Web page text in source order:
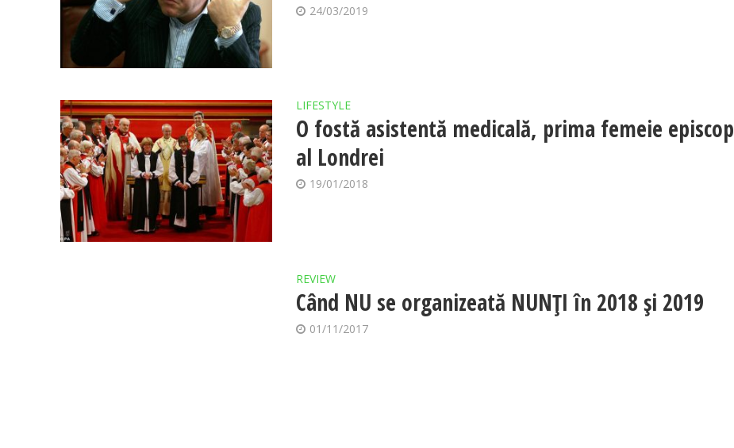
24/03/2019
LIFESTYLE
O fostă asistentă medicală, prima femeie episcop
al Londrei
19/01/2018
REVIEW
Când NU se organizeată NUNȚI în 2018 și 2019
01/11/2017